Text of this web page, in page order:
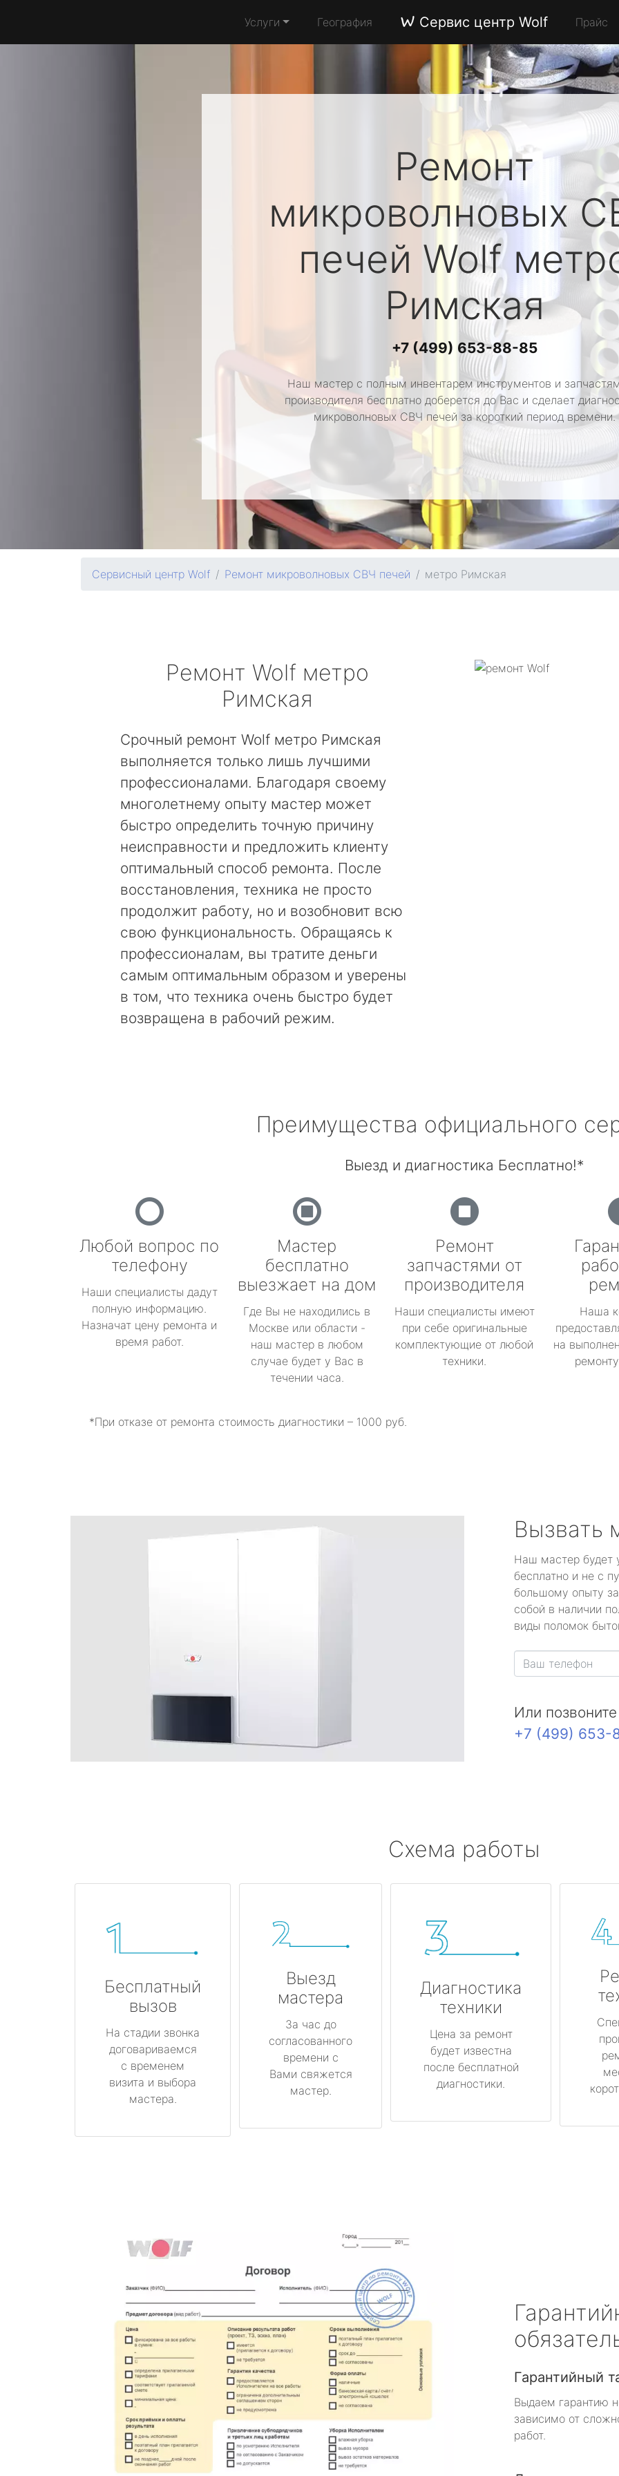
Услуги География Сервис центр Wolf Прайс
Ремонт
микроволновых
печей Wolf
Римская
+7 (499) 653-88-85
Наш мастер с полным инвентарем инструментов и
производителя бесплатно доберется до Вас и сделает
микроволновых СВЧ печей за короткий период времени.
Сервисный центр Wolf Ремонт микроволновых СВЧ печей метро Римская
Ремонт Wolf метро
Римская
Срочный ремонт Wolf метро Римская
выполняется только лишь лучшими
профессионалами. Благодаря своему
многолетнему опыту мастер может
быстро определить точную причину
неисправности и предложить клиенту
оптимальный способ ремонта. После
восстановления, техника не просто
продолжит работу, но и возобновит всю
свою функциональность. Обращаясь к
профессионалам, вы тратите деньги
самым оптимальным образом и уверены
в том, что техника очень быстро будет
возвращена в рабочий режим.
Преимущества официального
Выезд и диагностика Бесплатно!*
Любой вопрос по
телефону
Наши специалисты дадут
полную информацию.
Назначат цену ремонта и
время работ.
Мастер
бесплатно
выезжает на дом
Где Вы не находились в
Москве или области -
наш мастер в любом
случае будет у Вас в
течении часа.
Ремонт
запчастями от
производителя
Наши специалисты имеют
при себе оригинальные
комплектующие от любой
техники.
Наша
на
*При отказе от ремонта стоимость диагностики – 1000 руб.
Вызвать
Наш мастер будет
бесплатно и не с
большому опыту
собой в наличии
виды поломок
Или
+7 (499) 653-
Схема работы
Бесплатный
вызов
На стадии звонка
договариваемся
с временем
визита и выбора
мастера.
Выезд
мастера
За час до
согласованного
времени с
Вами свяжется
мастер.
Диагностика
техники
Цена за ремонт
будет известна
после бесплатной
диагностики.
Гарантийный
Выдаем гарантию
зависимо от
работ.